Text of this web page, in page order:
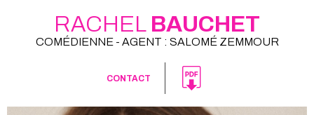
RACHEL BAUCHET
COMÉDIENNE - AGENT : SALOMÉ ZEMMOUR
CONTACT